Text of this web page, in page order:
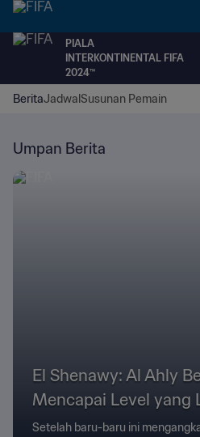
PIALA
INTERKONTINENTAL FIFA
2024™
BeritaJadwalSusunan Pemain
Umpan Berita
El Shenawy: Al Ahly
Mencapai Level yang
Setelah baru-baru ini